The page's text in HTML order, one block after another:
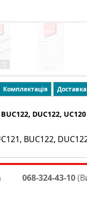
Комплектація
DUC122, UC120
BUC122,
068-324-43-10